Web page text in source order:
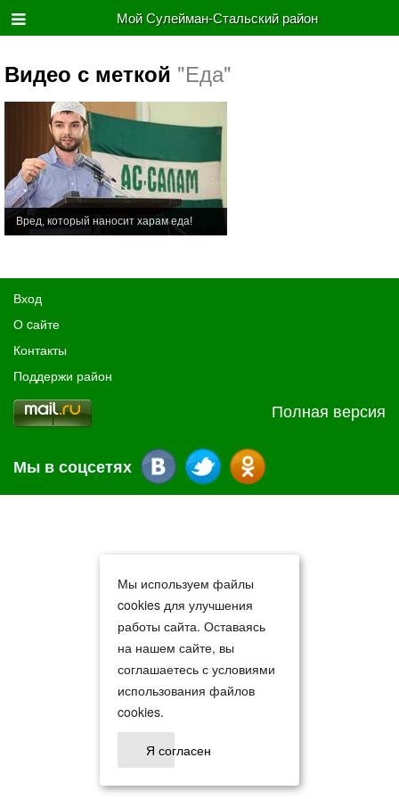
Мой Сулейман-Стальский район
Видео с меткой "Еда"
Вред, который наносит харам еда!
Вход
О cайте
Контакты
Поддержи район
Полная версия
Мы в соцсетях
Мы используем файлы
cookies для улучшения
работы сайта. Оставаясь
на нашем сайте, вы
соглашаетесь с условиями
использования файлов
cookies.
Я согласен